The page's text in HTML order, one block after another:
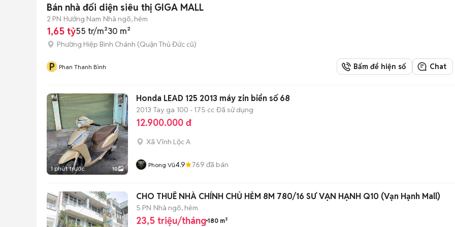
Bán nhà đối diện siêu thị GIGA MALL
2 PN Hướng Nam Nhà ngõ, hẻm
1,65 tỷ55 tr/m²30 m²
Phường Hiệp Bình Chánh (Quận Thủ Đức cũ)
P Phan Thanh Bình Bấm để hiện số Chat
1 phút trước 10
Honda LEAD 125 2013 máy zin biển số 68
2013 Tay ga 100 - 175 cc Đã sử dụng
12.900.000 đ
Xã Vĩnh Lộc A
Phong Vũ4.9 769 đã bán
CHO THUÊ NHÀ CHÍNH CHỦ HẺM 8M 780/16 SƯ VẠN HẠNH Q10 (Vạn Hạnh Mall)
5 PN Nhà ngõ, hẻm
23,5 triệu/tháng 180 m²